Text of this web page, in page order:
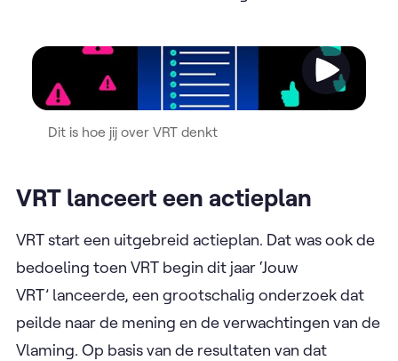
Video
Dit is hoe jij over VRT denkt
VRT lanceert een actieplan
VRT start een uitgebreid actieplan. Dat was ook de
bedoeling toen VRT begin dit jaar ‘Jouw
VRT’ lanceerde, een grootschalig onderzoek dat
peilde naar de mening en de verwachtingen van de
Vlaming. Op basis van de resultaten van dat